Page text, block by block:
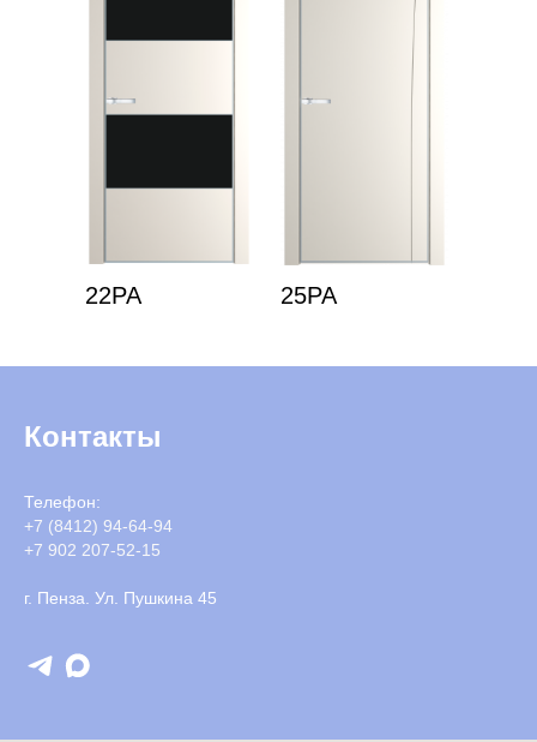
25PA
22PA
Контакты
Телефон:
+7 (8412) 94-64-94
+7 902 207-52-15
г. Пенза. Ул. Пушкина 45